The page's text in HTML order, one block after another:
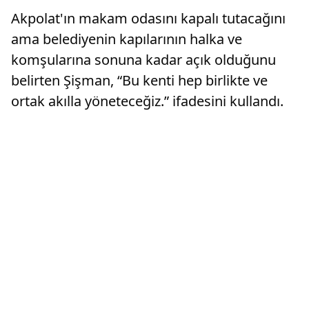
Akpolat'ın makam odasını kapalı tutacağını
ama belediyenin kapılarının halka ve
komşularına sonuna kadar açık olduğunu
belirten Şişman, “Bu kenti hep birlikte ve
ortak akılla yöneteceğiz.” ifadesini kullandı.